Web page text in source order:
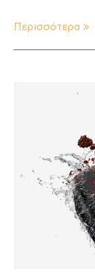
Περισσότερα